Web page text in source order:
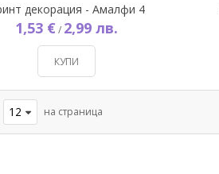
декорация - Амалфи 4
1,53 € / 2,99 лв.
КУПИ
на страница